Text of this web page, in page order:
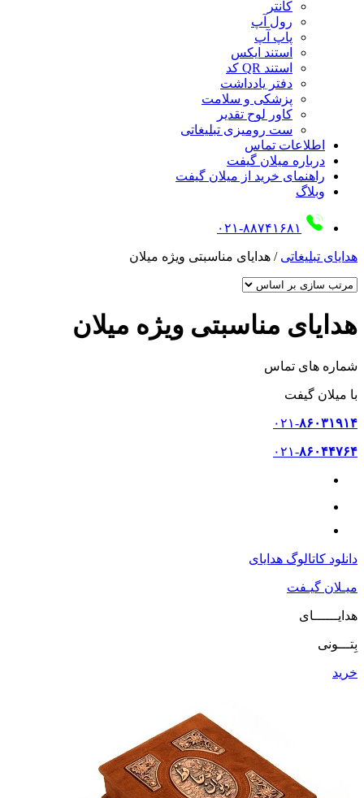
کانتر
رول آپ
پاپ آپ
استند ایکس
استند QR کد
دفتر یادداشت
پزشکی و سلامت
کاور لوح تقدیر
ست رومیزی تبلیغاتی
اطلاعات تماس
درباره میلان گیفت
راهنمای خرید از میلان گیفت
وبلاگ
۰۲۱-۸۸۷۴۱۶۸۱
هدایای تبلیغاتی / هدایای مناسبتی ویژه میلان
هدایای مناسبتی ویژه میلان
شماره های تماس
با میلان گیفت
۰۲۱-۸۶۰۳۱۹۱۴
۰۲۱-۸۶۰۴۴۷۶۴
دانلود کاتالوگ هدایای
میـلان گیـفت
هدایــــــای
بِتـــونی
خرید